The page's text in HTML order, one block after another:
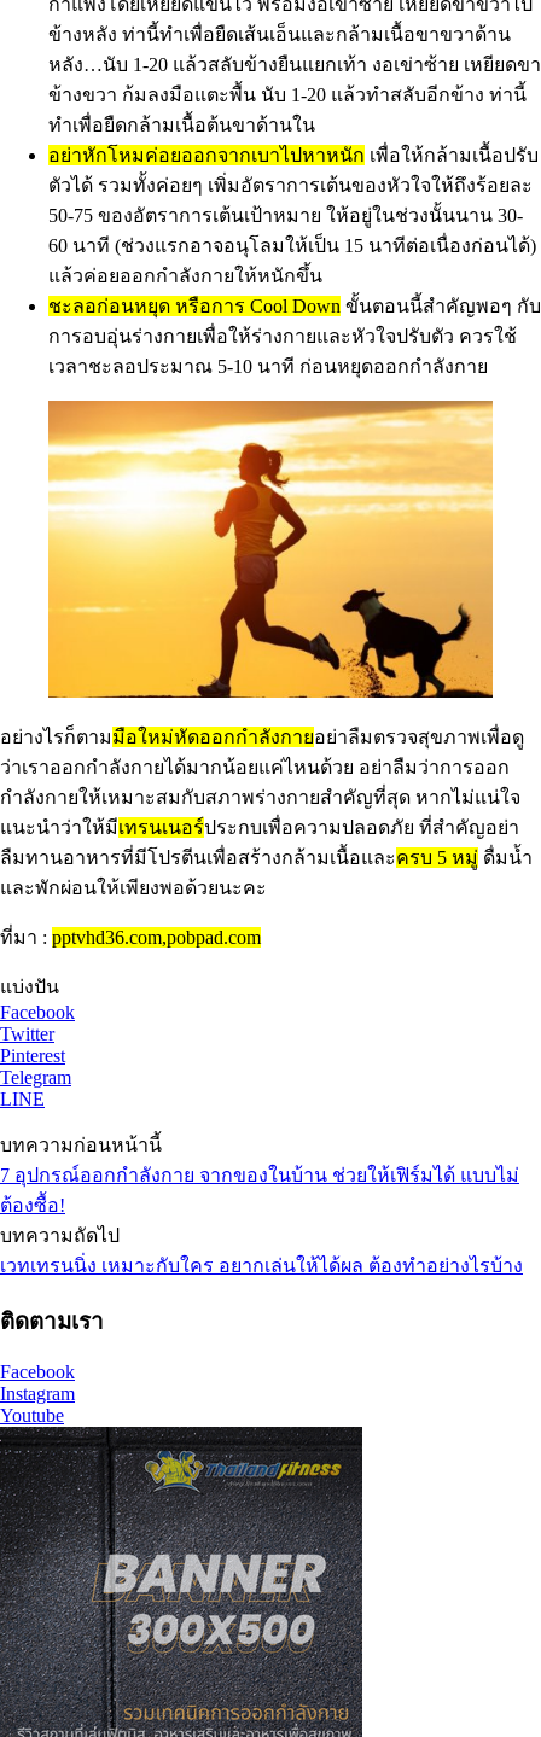
ข้างหลัง ท่านี้ทำเพื่อยืดเส้นเอ็นและกล้ามเนื้อขาขวาด้าน
หลัง…นับ 1-20 แล้วสลับข้างยืนแยกเท้า งอเข่าซ้าย เหยียดขา
ข้างขวา ก้มลงมือแตะพื้น นับ 1-20 แล้วทำสลับอีกข้าง ท่านี้
ทำเพื่อยืดกล้ามเนื้อต้นขาด้านใน
อย่าหักโหมค่อยออกจากเบาไปหาหนัก เพื่อให้กล้ามเนื้อปรับ
ตัวได้ รวมทั้งค่อยๆ เพิ่มอัตราการเต้นของหัวใจให้ถึงร้อยละ
50-75 ของอัตราการเต้นเป้าหมาย ให้อยู่ในช่วงนั้นนาน 30-
60 นาที (ช่วงแรกอาจอนุโลมให้เป็น 15 นาทีต่อเนื่องก่อนได้)
แล้วค่อยออกกำลังกายให้หนักขึ้น
ชะลอก่อนหยุด หรือการ Cool Down ขั้นตอนนี้สำคัญพอๆ กับ
การอบอุ่นร่างกายเพื่อให้ร่างกายและหัวใจปรับตัว ควรใช้
เวลาชะลอประมาณ 5-10 นาที ก่อนหยุดออกกำลังกาย
อย่างไรก็ตามมือใหม่หัดออกกำลังกายอย่าลืมตรวจสุขภาพเพื่อดู
ว่าเราออกกำลังกายได้มากน้อยแค่ไหนด้วย อย่าลืมว่าการออก
กำลังกายให้เหมาะสมกับสภาพร่างกายสำคัญที่สุด หากไม่แน่ใจ
แนะนำว่าให้มีเทรนเนอร์ประกบเพื่อความปลอดภัย ที่สำคัญอย่า
ลืมทานอาหารที่มีโปรตีนเพื่อสร้างกล้ามเนื้อและครบ 5 หมู่ ดื่มน้ำ
และพักผ่อนให้เพียงพอด้วยนะคะ
ที่มา : pptvhd36.com,pobpad.com
แบ่งปัน
Facebook
Twitter
Pinterest
Telegram
LINE
บทความก่อนหน้านี้
7 อุปกรณ์ออกกำลังกาย จากของในบ้าน ช่วยให้เฟิร์มได้ แบบไม่
ต้องซื้อ!
บทความถัดไป
เวทเทรนนิ่ง เหมาะกับใคร อยากเล่นให้ได้ผล ต้องทำอย่างไรบ้าง
ติดตามเรา
Facebook
Instagram
Youtube